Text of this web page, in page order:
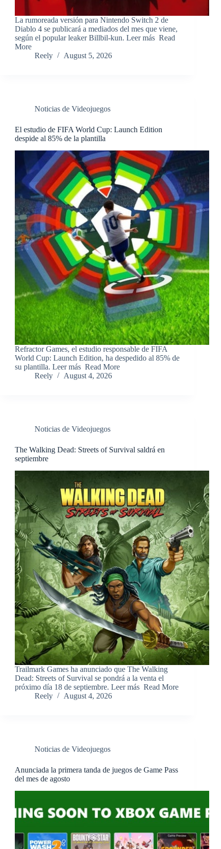
​La rumoreada versión para Nintendo Switch 2 de
Diablo 4 se publicará a mediados del mes que viene,
según el popular leaker Billbil-kun. Leer más ​Read
More
Reely
August 5, 2026
Noticias de Videojuegos
El estudio de FIFA World Cup: Launch Edition
despide al 85% de la plantilla
​Refractor Games, el estudio responsable de FIFA
World Cup: Launch Edition, ha despedido al 85% de
su plantilla. Leer más ​Read More
Reely
August 4, 2026
Noticias de Videojuegos
The Walking Dead: Streets of Survival saldrá en
septiembre
​Trailmark Games ha anunciado que The Walking
Dead: Streets of Survival se pondrá a la venta el
próximo día 18 de septiembre. Leer más ​Read More
Reely
August 4, 2026
Noticias de Videojuegos
Anunciada la primera tanda de juegos de Game Pass
del mes de agosto